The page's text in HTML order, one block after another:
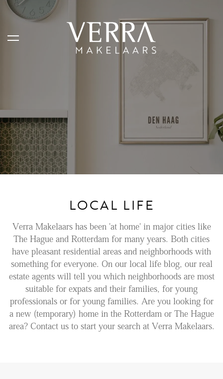
LOCAL LIFE
Verra Makelaars has been 'at home' in major cities like
The Hague and Rotterdam for many years. Both cities
have pleasant residential areas and neighborhoods with
something for everyone. On our local life blog, our real
estate agents will tell you which neighborhoods are most
suitable for expats and their families, for young
professionals or for young families. Are you looking for
a new (temporary) home in the Rotterdam or The Hague
area? Contact us to start your search at Verra Makelaars.
For sale
For rental
Shortstay
SERVICES
Renting
Buying
Property Management
Letting
Selling